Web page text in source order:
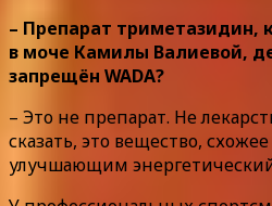
– Препарат триметазидин,
в моче Камилы Валиевой,
запрещён WADA?
– Это не препарат. Не
сказать, это вещество,
улучшающим